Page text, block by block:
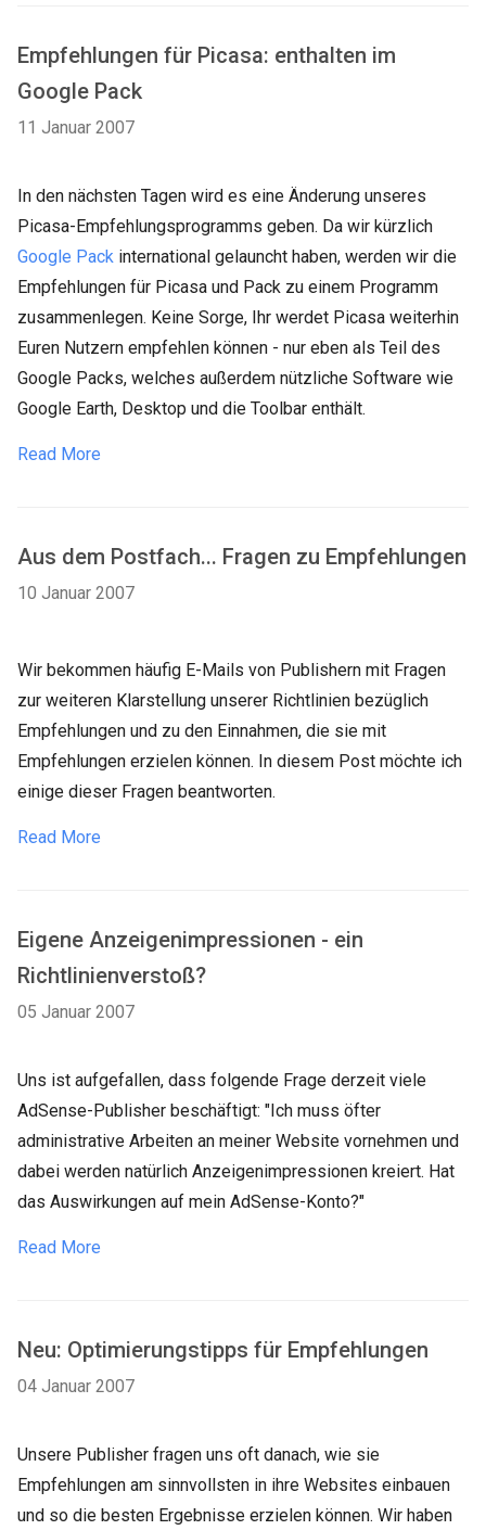
Empfehlungen für Picasa: enthalten im
Google Pack
11 Januar 2007
In den nächsten Tagen wird es eine Änderung unseres
Picasa-Empfehlungsprogramms geben. Da wir kürzlich
Google Pack international gelauncht haben, werden wir die
Empfehlungen für Picasa und Pack zu einem Programm
zusammenlegen. Keine Sorge, Ihr werdet Picasa weiterhin
Euren Nutzern empfehlen können - nur eben als Teil des
Google Packs, welches außerdem nützliche Software wie
Google Earth, Desktop und die Toolbar enthält.
Read More
Aus dem Postfach... Fragen zu Empfehlungen
10 Januar 2007
Wir bekommen häufig E-Mails von Publishern mit Fragen
zur weiteren Klarstellung unserer Richtlinien bezüglich
Empfehlungen und zu den Einnahmen, die sie mit
Empfehlungen erzielen können. In diesem Post möchte ich
einige dieser Fragen beantworten.
Read More
Eigene Anzeigenimpressionen - ein
Richtlinienverstoß?
05 Januar 2007
Uns ist aufgefallen, dass folgende Frage derzeit viele
AdSense-Publisher beschäftigt: "Ich muss öfter
administrative Arbeiten an meiner Website vornehmen und
dabei werden natürlich Anzeigenimpressionen kreiert. Hat
das Auswirkungen auf mein AdSense-Konto?"
Read More
Neu: Optimierungstipps für Empfehlungen
04 Januar 2007
Unsere Publisher fragen uns oft danach, wie sie
Empfehlungen am sinnvollsten in ihre Websites einbauen
und so die besten Ergebnisse erzielen können. Wir haben